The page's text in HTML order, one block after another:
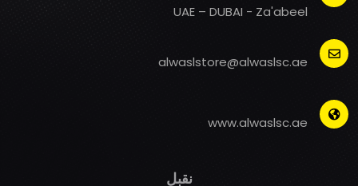
UAE – DUBAI - Za'abeel
alwaslstore@alwaslsc.ae
www.alwaslsc.ae
نقبل